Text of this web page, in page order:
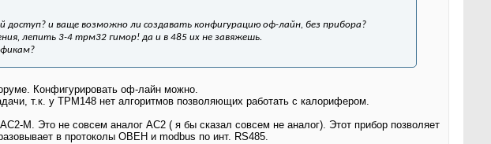
и ваще возможно ли создавать конфигурацию оф-лайн, без прибора?
лепить 3-4 трм32 гимор! да и в 485 их не завяжешь.
Конфигурировать оф-лайн можно.
т.к. у ТРМ148 нет алгоритмов позволяющих работать с калорифером.
М. Это не совсем аналог АС2 ( я бы сказал совсем не аналог). Этот прибор позволяет
в протоколы ОВЕН и modbus по инт. RS485.